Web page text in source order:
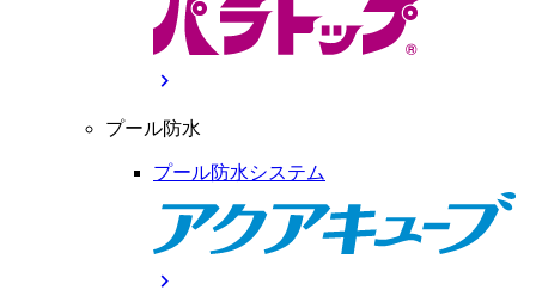
chevron_right
プール防水
プール防水システム
chevron_right